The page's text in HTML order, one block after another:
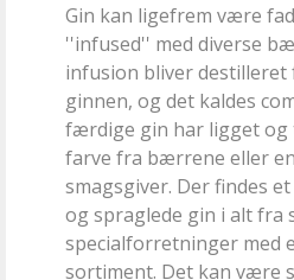
Gin kan ligefrem være
''infused'' med diverse
infusion bliver
ginnen, og det kaldes
færdige gin har ligget og
farve fra bærrene eller
smagsgiver. Der findes
og spraglede gin i alt fra
specialforretninger med
sortiment. Det kan være